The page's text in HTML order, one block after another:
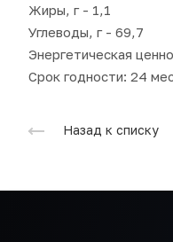
Жиры, г - 1,1
Углеводы, г - 69,7
Энергетическая
Срок годности: 24
Назад к списку